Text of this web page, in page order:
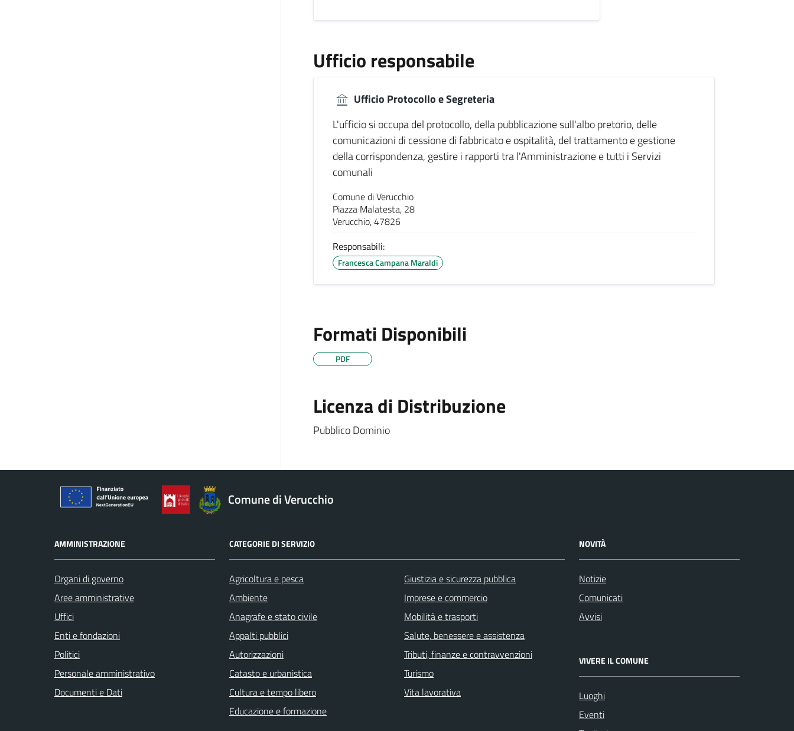
Ufficio responsabile
Ufficio Protocollo e Segreteria
L'ufficio si occupa del protocollo, della pubblicazione sull'albo pretorio, delle
comunicazioni di cessione di fabbricato e ospitalità, del trattamento e gestione
della corrispondenza, gestire i rapporti tra l'Amministrazione e tutti i Servizi
comunali
Comune di Verucchio
Piazza Malatesta, 28
Verucchio, 47826
Responsabili:
Francesca Campana Maraldi
Formati Disponibili
PDF
Licenza di Distribuzione
Pubblico Dominio
Comune di Verucchio
AMMINISTRAZIONE
Organi di governo
Aree amministrative
Uffici
Enti e fondazioni
Politici
Personale amministrativo
Documenti e Dati
CATEGORIE DI SERVIZIO
Agricoltura e pesca
Ambiente
Anagrafe e stato civile
Appalti pubblici
Autorizzazioni
Catasto e urbanistica
Cultura e tempo libero
Educazione e formazione
Giustizia e sicurezza pubblica
Imprese e commercio
Mobilità e trasporti
Salute, benessere e assistenza
Tributi, finanze e contravvenzioni
Turismo
Vita lavorativa
NOVITÀ
Notizie
Comunicati
Avvisi
VIVERE IL COMUNE
Luoghi
Eventi